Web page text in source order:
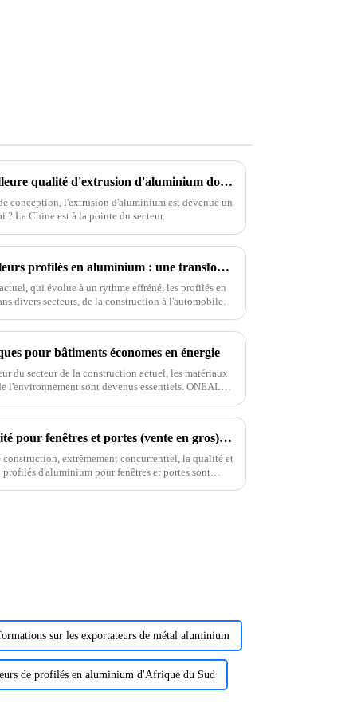
De la Chine au monde, la meilleure qualité d'extrusion d'aluminium domine le marché mondial
conception, l'extrusion d'aluminium est devenue un
La Chine est à la pointe du secteur.
Applications uniques des meilleurs profilés en aluminium : une transformation des industries à l’échelle mondiale
qui évolue à un rythme effréné, les profilés en
divers secteurs, de la construction à l'automobile.
pour bâtiments économes en énergie
du secteur de la construction actuel, les matériaux
l'environnement sont devenus essentiels. ONEALU,
Profilés en aluminium de qualité pour fenêtres et portes (vente en gros) : un soutien solide pour votre entreprise
construction, extrêmement concurrentiel, la qualité et
d'aluminium pour fenêtres et portes sont
sur les exportateurs de métal aluminium
de profilés en aluminium d'Afrique du Sud